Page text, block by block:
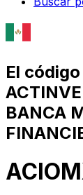
El
BANCA